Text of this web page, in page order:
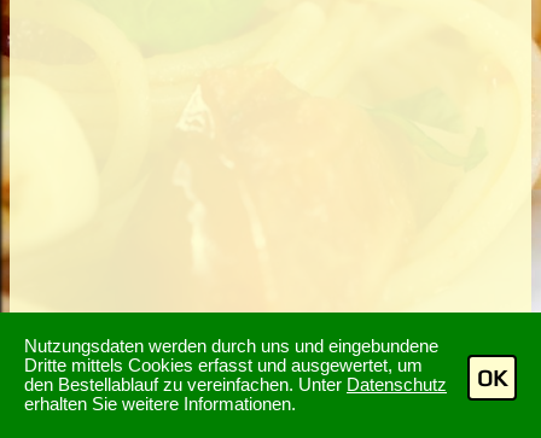
Nutzungsdaten werden durch uns und eingebundene
Dritte mittels Cookies erfasst und ausgewertet, um
den Bestellablauf zu vereinfachen. Unter Datenschutz
erhalten Sie weitere Informationen.
OK